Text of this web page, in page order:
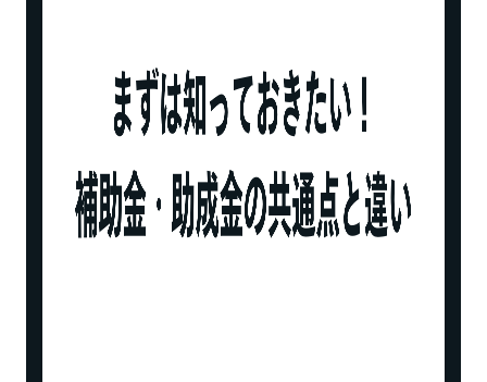
STEP5：事業終了後、補助金を事業者に交
ネットショップの開業で補助金を利用する際の
注意点
補助金は必ず受け取れるわけではない